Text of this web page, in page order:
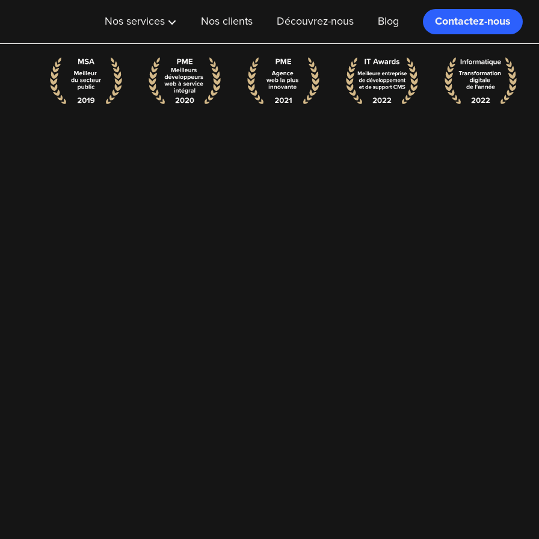
Nos services Nos clients Découvrez-nous Blog Contactez-nous